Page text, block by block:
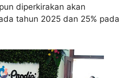
diperkirakan akan
tahun 2025 dan 25% pada